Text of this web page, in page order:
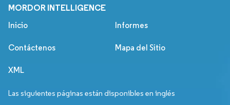
MORDOR INTELLIGENCE
Inicio Informes
Contáctenos Mapa del Sitio
XML
Las siguientes páginas están disponibles en inglés